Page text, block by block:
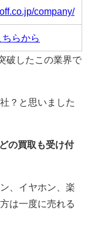
company/
らから
破したこの業界で
？と思いました
の買取も受け付
、イヤホン、楽
は一度に売れる